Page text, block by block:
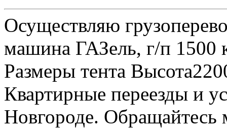
Осуществляю
машина ГАЗель, г/п 1500
Размеры тента
Квартирные переезды и
Новгороде.